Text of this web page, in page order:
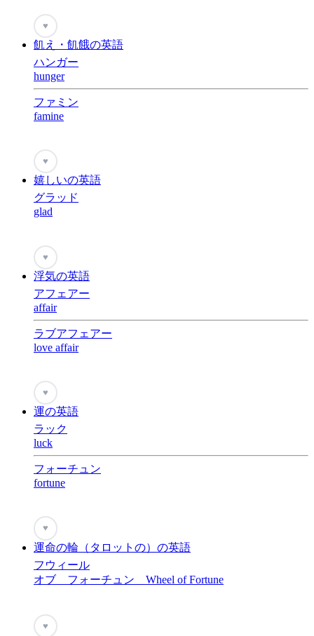
♥
飢え・飢餓の英語
ハンガー
hunger
ファミン
famine
♥
嬉しいの英語
グラッド
glad
♥
浮気の英語
アフェアー
affair
ラブアフェアー
love affair
♥
運の英語
ラック
luck
フォーチュン
fortune
♥
運命の輪（タロットの）の英語
フウィール
オブ フォーチュン Wheel of Fortune
♥